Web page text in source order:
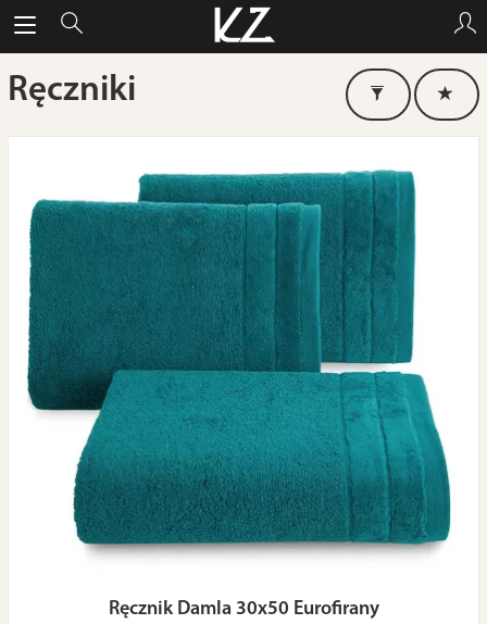
Ręczniki
Ręcznik Damla 30x50 Eurofirany